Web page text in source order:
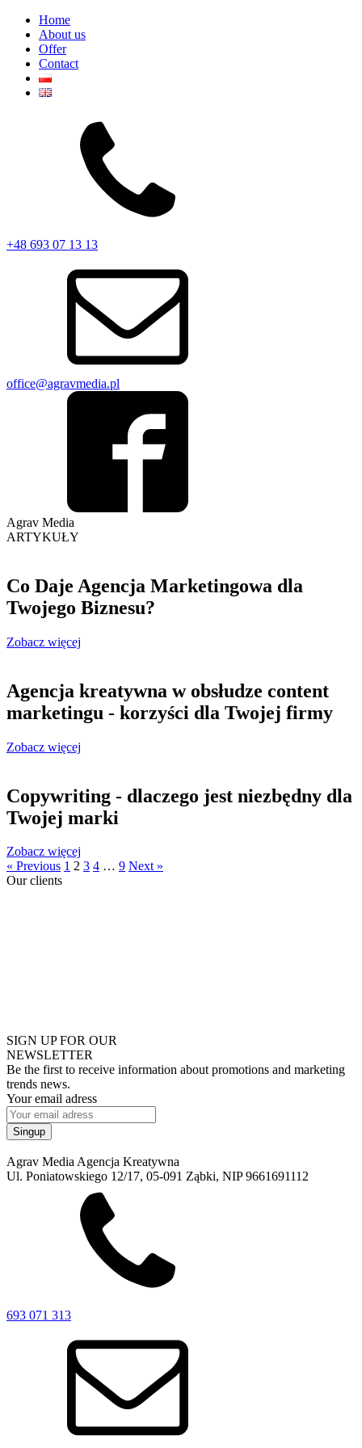
Home
About us
Offer
Contact
+48 693 07 13 13
office@agravmedia.pl
Agrav Media
ARTYKUŁY
Co Daje Agencja Marketingowa dla
Twojego Biznesu?
Zobacz więcej
Agencja kreatywna w obsłudze content
marketingu - korzyści dla Twojej firmy
Zobacz więcej
Copywriting - dlaczego jest niezbędny dla
Twojej marki
Zobacz więcej
« Previous 1 2 3 4 … 9 Next »
Ourclients
SIGN UP FOR OUR
NEWSLETTER
Be the first to receive information about promotions and marketing
trends news.
Your email adress
Agrav Media Agencja Kreatywna
Ul. Poniatowskiego 12/17, 05-091 Ząbki, NIP 9661691112
693 071 313